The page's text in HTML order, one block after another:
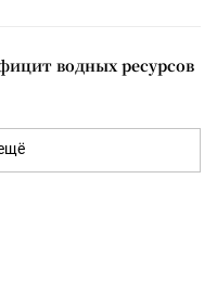
водных ресурсов